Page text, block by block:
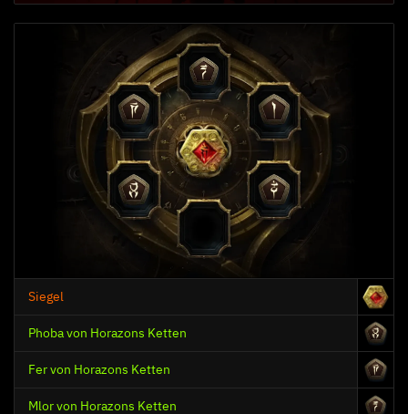
Schadensskalierung
Dominanz
Siegel
Phoba von Horazons Ketten
Fer von Horazons Ketten
Mlor von Horazons Ketten